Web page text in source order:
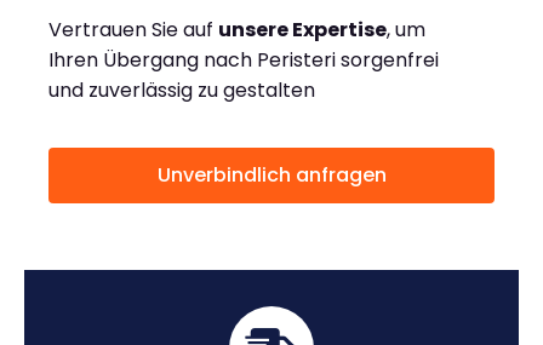
Vertrauen Sie auf unsere Expertise, um
Ihren Übergang nach Peristeri sorgenfrei
und zuverlässig zu gestalten
Unverbindlich anfragen